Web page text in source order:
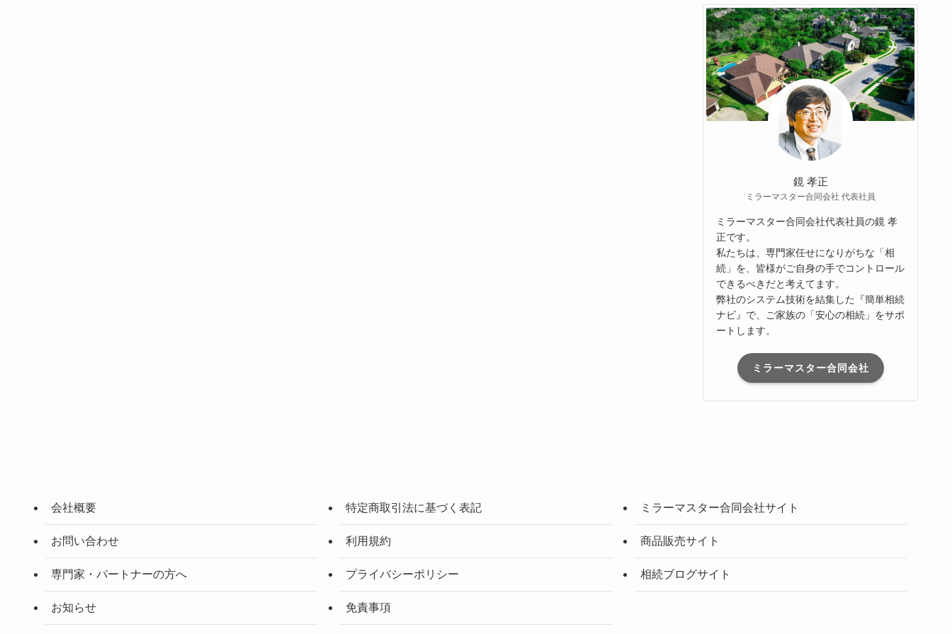
鏡 孝正
ミラーマスター合同会社 代表社員
ミラーマスター合同会社代表社員の鏡 孝
正です。
私たちは、専門家任せになりがちな「相
続」を、皆様がご自身の手でコントロール
できるべきだと考えてます。
弊社のシステム技術を結集した『簡単相続
ナビ』で、ご家族の「安心の相続」をサポ
ートします。
ミラーマスター合同会社
会社概要
お問い合わせ
専門家・パートナーの方へ
お知らせ
特定商取引法に基づく表記
利用規約
プライバシーポリシー
免責事項
ミラーマスター合同会社サイト
商品販売サイト
相続ブログサイト